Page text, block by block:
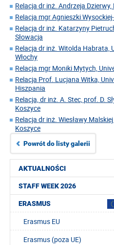
AKTUALNOŚCI
STAFF WEEK 2026
ERASMUS
Erasmus EU
Erasmus (poza UE)
Relacja dr inż. Andrzeja Dzierwy,
Relacja mgr Agnieszki
Relacja dr inż. Katarzyny
Słowacja
Relacja dr inż. Witolda Habrata,
Włochy
Relacja mgr Moniki Mytych,
Relacja Prof. Lucjana Witka,
Hiszpania
Relacja, dr inż. A. Stec, prof. D.
Koszyce
Relacja dr inż. Wiesławy
Koszyce
Powrót do listy galerii